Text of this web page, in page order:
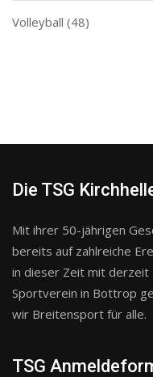
Volleyball (48)
Die TSG
Mit ihrer 50-jährigen
bereits auf zahlreiche
in dieser Zeit mit
Sportverein in Bottrop
wir Breitensport für alle.
TSG